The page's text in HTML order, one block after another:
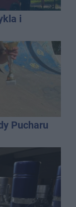
i
Pucharu